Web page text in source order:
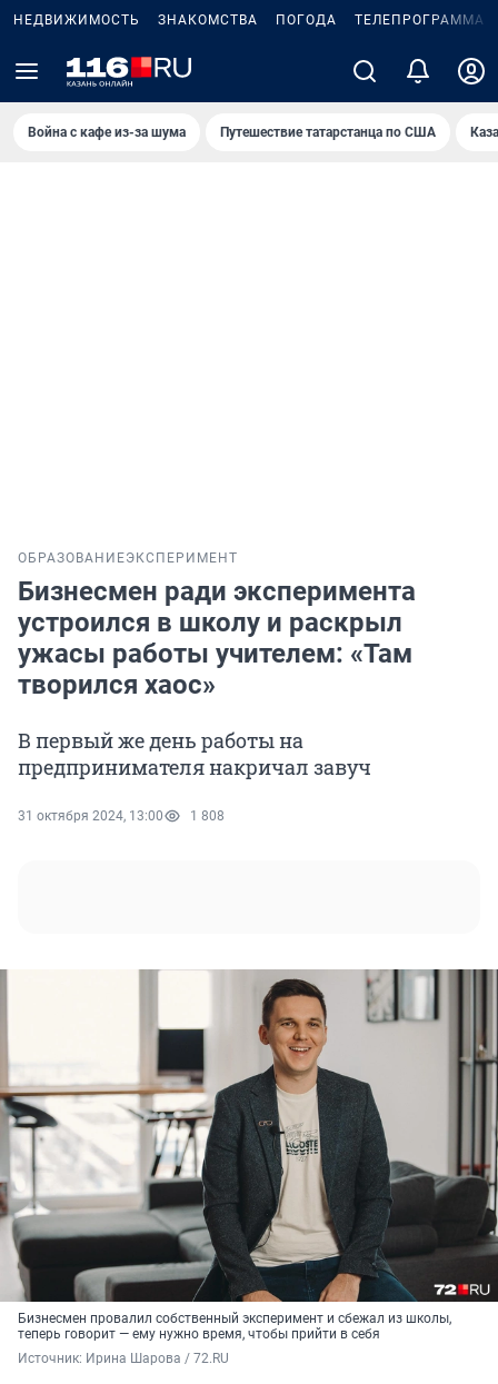
НЕДВИЖИМОСТЬ ЗНАКОМСТВА ПОГОДА ТЕЛЕПРОГРАММА
Война с кафе из-за шума Путешествие татарстанца по США
ОБРАЗОВАНИЕЭКСПЕРИМЕНТ
Бизнесмен ради эксперимента
устроился в школу и раскрыл
ужасы работы учителем: «Там
творился хаос»
В первый же день работы на
предпринимателя накричал завуч
31 октября 2024, 13:00 1 808
Бизнесмен провалил собственный эксперимент и сбежал из школы,
теперь говорит — ему нужно время, чтобы прийти в себя
Источник: Ирина Шарова / 72.RU